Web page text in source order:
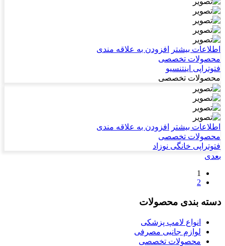
اطلاعات بیشتر
افزودن به علاقه مندی
محصولات تخصصی
فتوتراپی اینتنسیو
محصولات تخصصی
اطلاعات بیشتر
افزودن به علاقه مندی
محصولات تخصصی
فتوتراپی خانگی نوزاد
بعدی
1
2
دسته بندی محصولات
انواع لامپ پزشکی
لوازم جانبی مصرفی
محصولات تخصصی